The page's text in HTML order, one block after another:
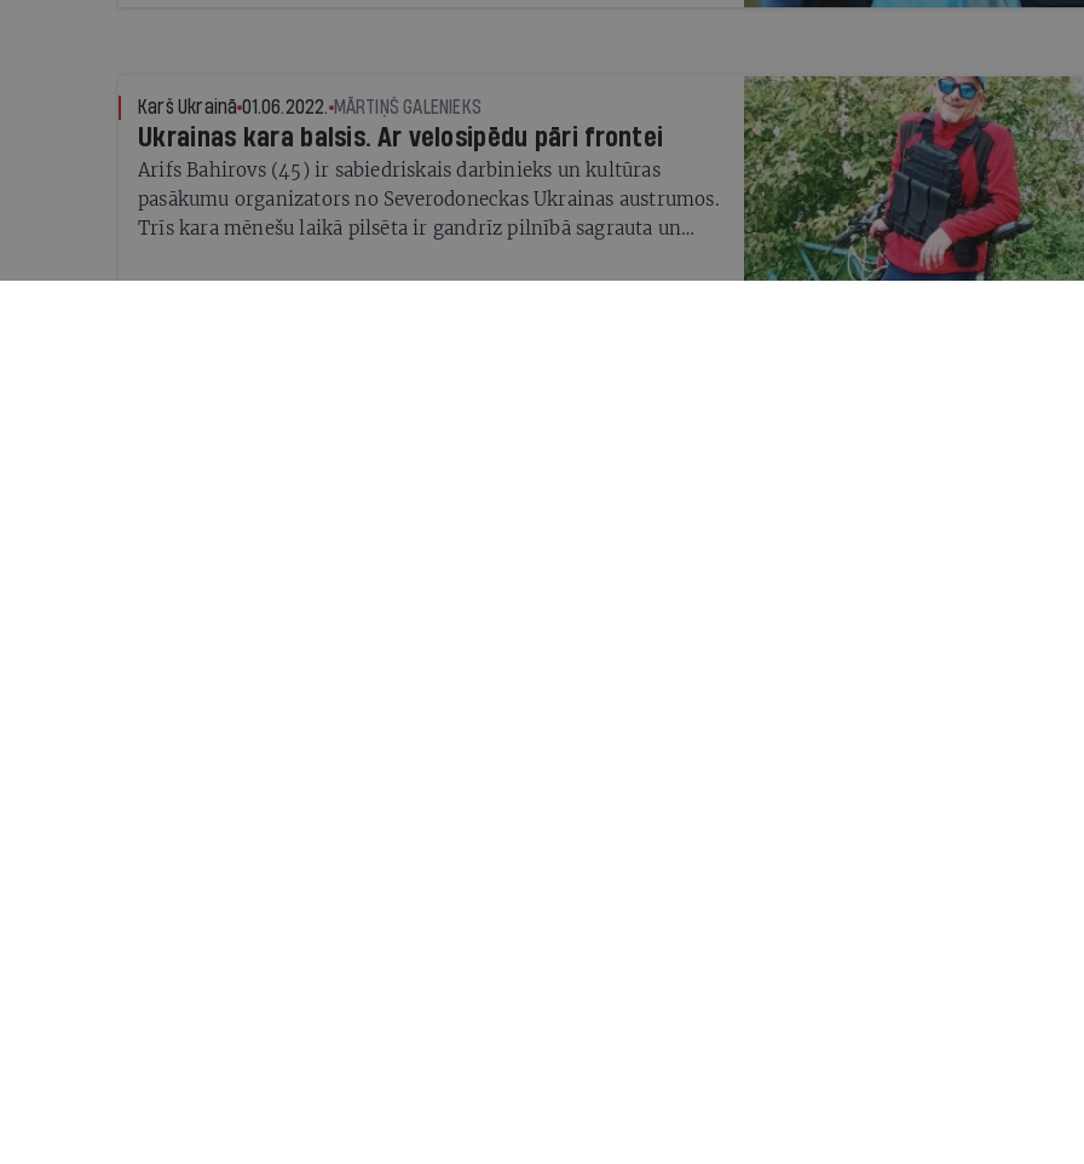
Karš Ukrainā 01.06.2022. MĀRTIŅŠ GALENIEKS
Ukrainas kara balsis. Ar velosipēdu pāri frontei
Arifs Bahirovs (45) ir sabiedriskais darbinieks un kultūras
pasākumu organizators no Severodoneckas Ukrainas austrumos.
Trīs kara mēnešu laikā pilsēta ir gandrīz pilnībā sagrauta un
karaspēka rokās.